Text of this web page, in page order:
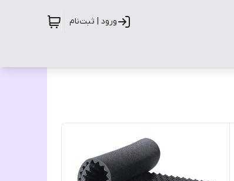
ورود | ثبت‌نام